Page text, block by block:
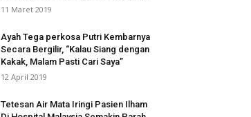
11 Maret 2019
Ayah Tega perkosa Putri Kembarnya
Secara Bergilir, “Kalau Siang dengan
Kakak, Malam Pasti Cari Saya”
12 April 2019
Tetesan Air Mata Iringi Pasien Ilham